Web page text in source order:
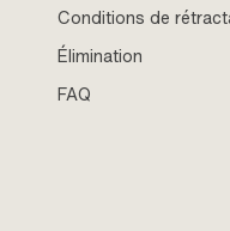
Conditions de
Élimination
FAQ